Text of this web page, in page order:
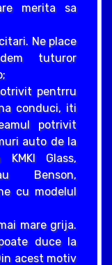
merita sa
Ne place
tuturor
pentrru
conduci, iti
potrivit
auto de la
Glass,
Benson,
cu modelul
mare grija.
duce la
acest motiv